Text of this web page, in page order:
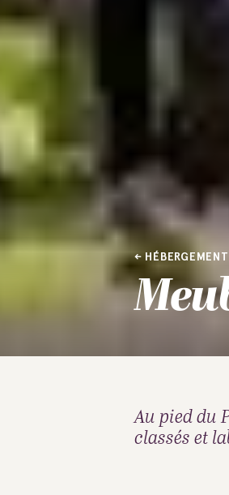
Au pied du
classés et